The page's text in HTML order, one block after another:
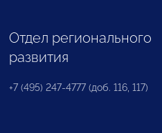
Отдел регионального
развития
+7 (495) 247-4777 (доб. 116, 117)